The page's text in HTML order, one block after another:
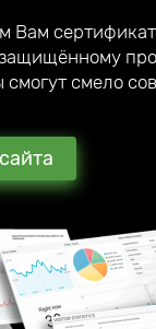
Вам
смогут смело